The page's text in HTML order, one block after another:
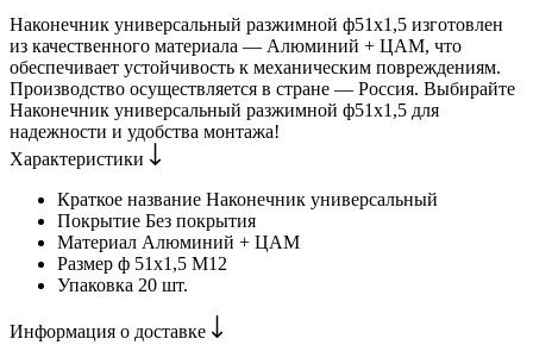
Наконечник универсальный разжимной ф51х1,5 изготовлен
из качественного материала — Алюминий + ЦАМ, что
обеспечивает устойчивость к механическим повреждениям.
Производство осуществляется в стране — Россия. Выбирайте
Наконечник универсальный разжимной ф51х1,5 для
надежности и удобства монтажа!
Характеристики
Краткое название Наконечник универсальный
Покрытие Без покрытия
Материал Алюминий + ЦАМ
Размер ф 51х1,5 М12
Упаковка 20 шт.
Информация о доставке